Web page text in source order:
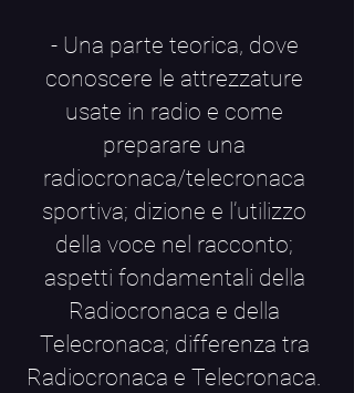
- Una parte teorica, dove
conoscere le attrezzature
usate in radio e come
preparare una
radiocronaca/telecronaca
sportiva; dizione e l’utilizzo
della voce nel racconto;
aspetti fondamentali della
Radiocronaca e della
Telecronaca; differenza tra
Radiocronaca e Telecronaca.